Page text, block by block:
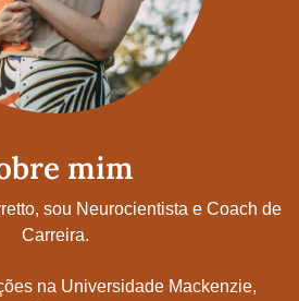
mim
sou Neurocientista e Coach de
Carreira.
na Universidade Mackenzie,